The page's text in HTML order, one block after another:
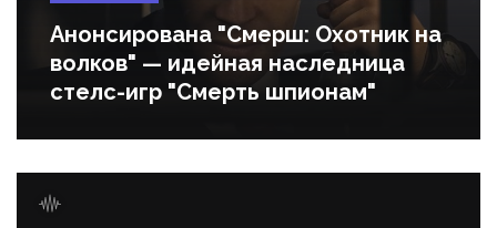
Анонсирована "Смерш: Охотник на
волков" — идейная наследница
стелс-игр "Смерть шпионам"